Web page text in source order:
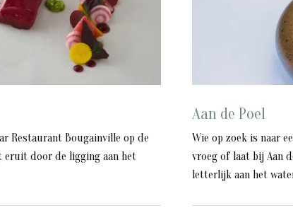
Restaurant Bougainville op de
eruit door de ligging aan het
Aan de Poel
Wie op zoek is naar
vroeg of laat bij Aan
letterlijk aan het